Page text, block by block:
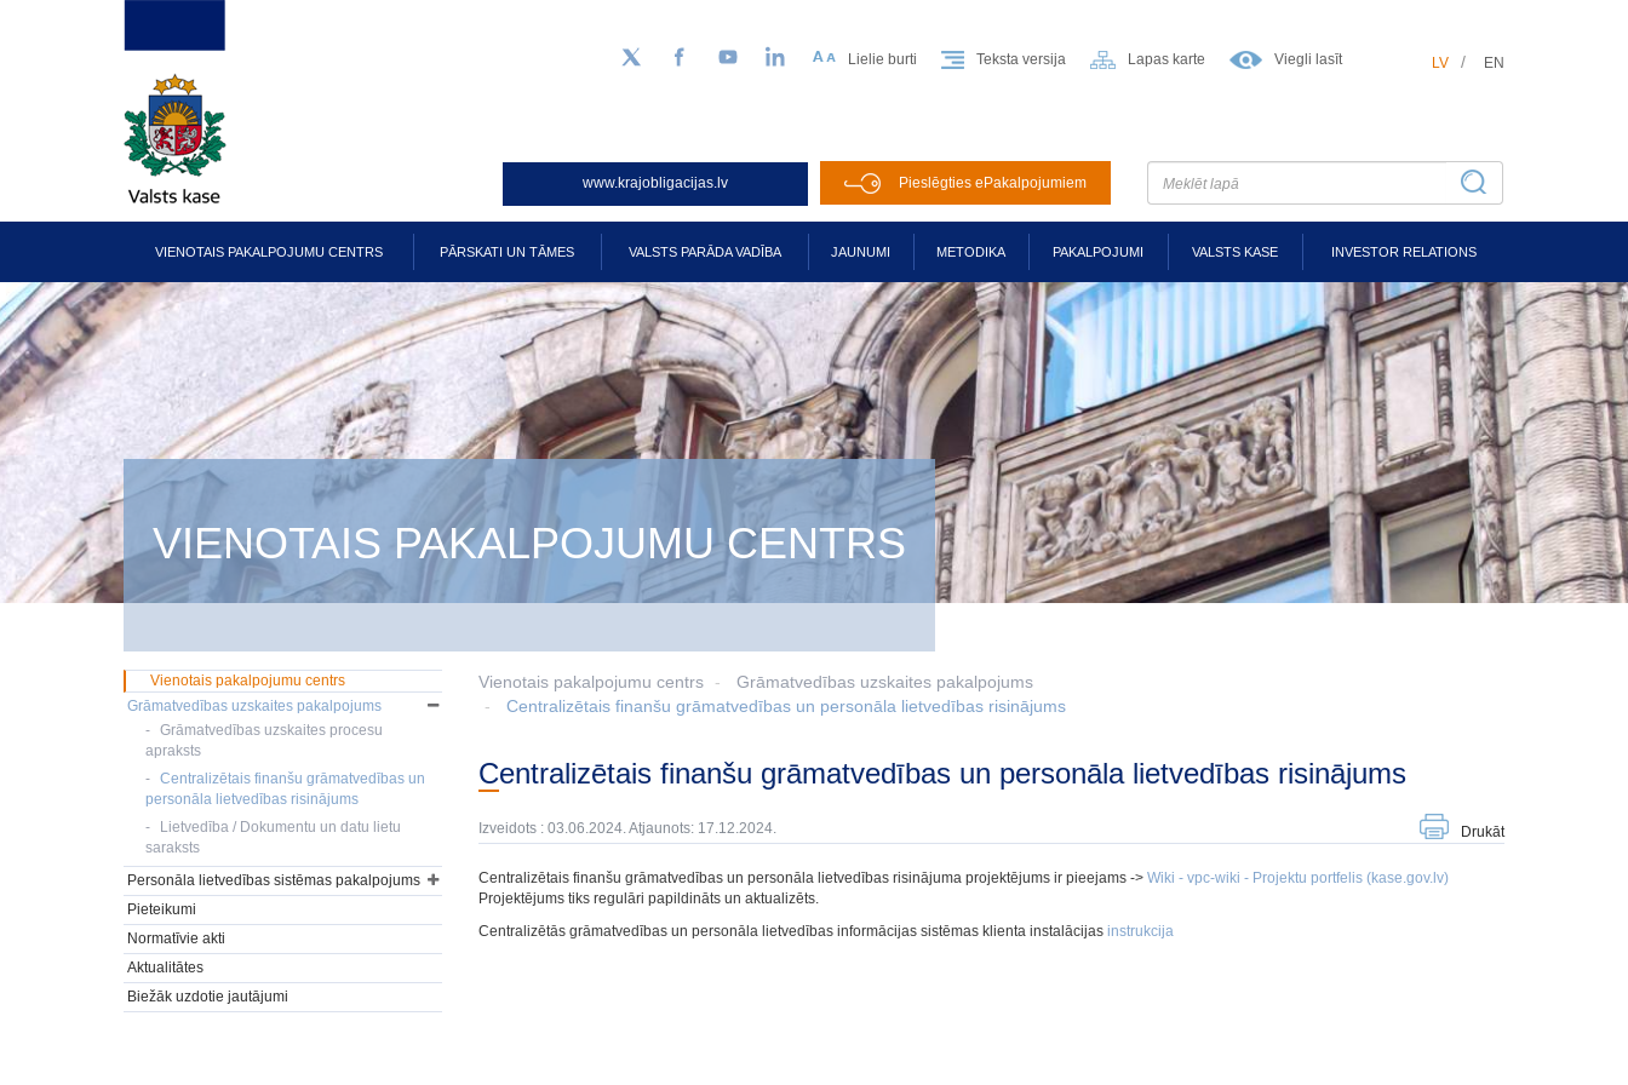
Sekojiet mums Twitter
FacebookYouTubeLinkedIn Lielie burti Teksta versija Lapas karte Viegli lasīt LV EN
www.krajobligacijas.lv Pieslēgties ePakalpojumiem
Galvenā
izvēlne
VIENOTAIS PAKALPOJUMU CENTRS PĀRSKATI UN TĀMES VALSTS PARĀDA VADĪBA JAUNUMI METODIKA PAKALPOJUMI VALSTS KASE INVESTOR RELATIONS
VIENOTAIS PAKALPOJUMU CENTRS
Vienotais pakalpojumu centrs
Grāmatvedības uzskaites pakalpojums
Centralizētais finanšu grāmatvedības un personāla lietvedības risinājums
Centralizētais finanšu grāmatvedības un personāla lietvedības risinājums
Izveidots : 03.06.2024. Atjaunots: 17.12.2024. Drukāt
Centralizētais finanšu grāmatvedības un personāla lietvedības risinājuma projektējums ir pieejams -> Wiki - vpc-wiki - Projektu portfelis (kase.gov.lv)
Projektējums tiks regulāri papildināts un aktualizēts.
Centralizētās grāmatvedības un personāla lietvedības informācijas sistēmas klienta instalācijas instrukcija
Vienotais pakalpojumu centrs
Grāmatvedības uzskaites pakalpojums
Grāmatvedības uzskaites procesu
apraksts
Centralizētais finanšu grāmatvedības un
personāla lietvedības risinājums
Lietvedība / Dokumentu un datu lietu
saraksts
Personāla lietvedības sistēmas pakalpojums
Pieteikumi
Normatīvie akti
Aktualitātes
Biežāk uzdotie jautājumi